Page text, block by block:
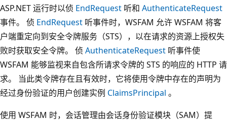
ASP.NET 运行时以侦 EndRequest 听和 AuthenticateRequest
事件。 侦 EndRequest 听事件时，WSFAM 允许 WSFAM 将客
户端重定向到安全令牌服务（STS），以在请求的资源上授权失
败时获取安全令牌。 侦 AuthenticateRequest 听事件使
WSFAM 能够监视来自包含所请求令牌的 STS 的响应的 HTTP 请
求。 当此类令牌存在且有效时，它将使用令牌中存在的声明为
经过身份验证的用户创建实例 ClaimsPrincipal 。
使用 WSFAM 时，会话管理由会话身份验证模块（SAM）提